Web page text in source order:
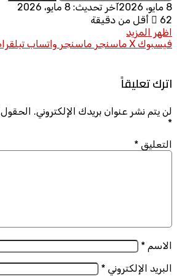
8 مايو، 2026
آخر تحديث: 8 مايو، 2026
62
أقل من دقيقة
اظهر المزيد
فيسبوك X ماسنجر ماسنجر واتساب
اترك تعليقاً
لن يتم نشر عنوان بريدك الإلكتروني.
الحقول
*
التعليق *
الاسم *
البريد الإلكتروني *